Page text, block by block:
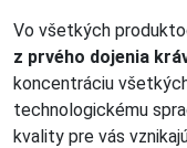
Vo všetkých
z prvého dojenia
koncentráciu
technologickému
kvality pre vás